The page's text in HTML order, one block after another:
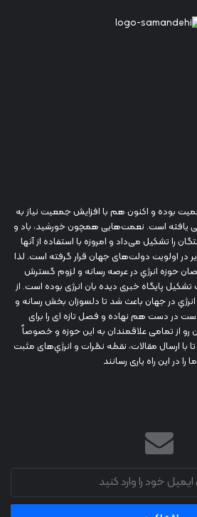
اهمیت بوده و اکنون هم با افزایش جمعیت نیاز به
یافته است. نعمت‌هایی همچون خورشید، باد و
را تشکیل می‌داد و امروزه با استفاده از آنها
در اولویت دولت‌های جهان قرار گرفته است. لذا
حوزه انرژي در عرصه رسانه و لزوم گسترش
پایگاه خبری دیده بان انرژی بوده است. از
در جهان باعث شد تا دلسوزان بخش رسانه و
در دست هم نهاده و فصل تازه ای را برای
رو از تمامی علاقمندان به این حوزه و خصوصاً
ارسال مقالات، نقطه نظرات و انرژي‌های مثبت
را در این راه یاری رسانند